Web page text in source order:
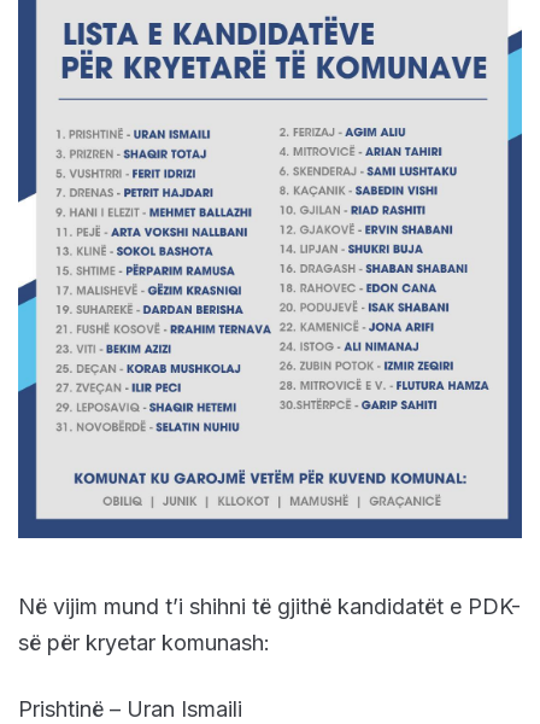
Në vijim mund t’i shihni të gjithë kandidatët e PDK-
së për kryetar komunash:
Prishtinë – Uran Ismaili